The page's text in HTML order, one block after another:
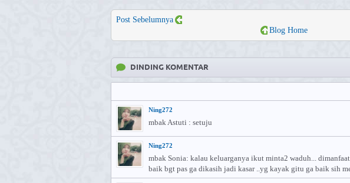
Post Sebelumnya
Blog Home
DINDING KOMENTAR
Ning272
mbak Astuti : setuju
Ning272
mbak Sonia: kalau keluarganya ikut minta2 waduh...
baik bgt pas ga dikasih jadi kasar ..yg kayak gitu ga baik sih